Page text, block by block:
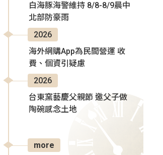
白海豚海警維持 8/8-8/9晨中
北部防豪雨
2026
海外網購App為民間營運 收
費、個資引疑慮
2026
台東窯藝慶父親節 邀父子做
陶碗感念土地
more